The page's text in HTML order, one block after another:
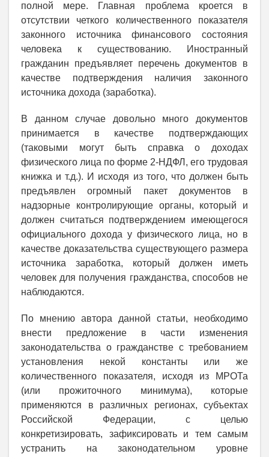
полной мере. Главная проблема кроется в
отсутствии четкого количественного показателя
законного источника финансового состояния
человека к существованию. Иностранный
гражданин предъявляет перечень документов в
качестве подтверждения наличия законного
источника дохода (заработка).
В данном случае довольно много документов
принимается в качестве подтверждающих
(таковыми могут быть справка о доходах
физического лица по форме 2-НДФЛ, его трудовая
книжка и т.д.). И исходя из того, что должен быть
предъявлен огромный пакет документов в
надзорные контролирующие органы, который и
должен считаться подтверждением имеющегося
официального дохода у физического лица, но в
качестве доказательства существующего размера
источника заработка, который должен иметь
человек для получения гражданства, способов не
наблюдаются.
По мнению автора данной статьи, необходимо
внести предложение в части изменения
законодательства о гражданстве с требованием
установления некой константы или же
количественного показателя, исходя из МРОТа
(или прожиточного минимума), которые
применяются в различных регионах, субъектах
Российской Федерации, с целью
конкретизировать, зафиксировать и тем самым
устранить на законодательном уровне